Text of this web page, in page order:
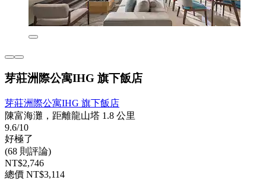
芽莊洲際公寓IHG 旗下飯店
芽莊洲際公寓IHG 旗下飯店
陳富海灘，距離龍山塔 1.8 公里
9.6/10
好極了
(68 則評論)
NT$2,746
總價 NT$3,114